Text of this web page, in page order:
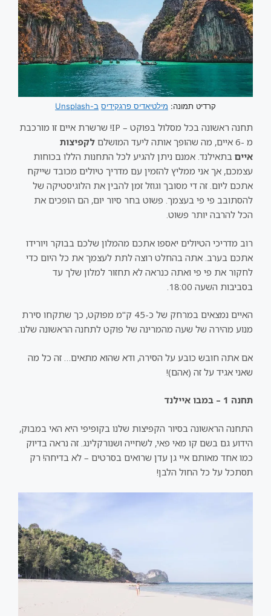
קרדיט תמונה: מילטיאדיס פרגקידיס ב-Unsplash
תחנה ראשונה בכל מסלול בפוקט – IP! שרשרת איים זו מורכבת
מ -6 איים, מה שהופך אותה ליעד המושלם
לקפיצות
איים בתאילנד. אמנם ניתן להגיע לכל התחנות הללו בכוחות
עצמכם, אך אני ממליץ להזמין עם מדריך טיולים מכובד שייקח
אתכם ליום. זה די מסובך וגוזל זמן להבין את הלוגיסטיקה של
להסתובב פי פי בעצמך. פשוט בחר סיור יום, הם הופכים את
הכל להרבה יותר פשוט.
רוב מדריכי הטיולים יאספו אתכם מהמלון שלכם בבוקר ויורידו
אתכם בערב. אתה בהחלט רוצה לתת לעצמך את כל היום כדי
לחקור את פי פי ואתה כנראה לא תחזור למלון שלך עד
בסביבות השעה 18:00.
האיים נמצאים במרחק של כ-45 ק"מ מפוקט, כך שתקחו סירת
מנוע מהירה של שעה מהמרינה של פוקט לתחנה הראשונה שלנו.
אם אתה חובש כובע על הסירה, ודא שהוא מתאים… זה כל מה
שאני אגיד על זה (אהם)!
תחנה 1 – במבו איילנד
התחנה הראשונה בסיור הקפיצות שלנו בקופיפי היא האי במבוק,
הידוע גם בשם קו מאי פאי, לשחייה ושנורקלינג. זה נראה בדיוק
כמו אחד מאותם איי גן עדן שרואים בסרטים – לא בדיחה! רק
תסתכל על כל החול הלבן!